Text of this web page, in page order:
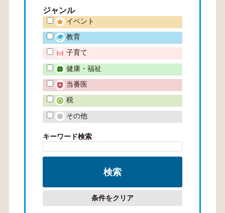
ジャンル
イベント
教育
子育て
健康・福祉
当番医
税
その他
キーワード検索
条件をクリア